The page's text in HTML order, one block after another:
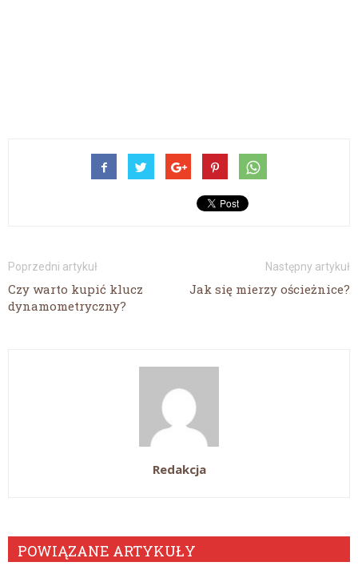
Poprzedni artykuł
Czy warto kupić klucz
dynamometryczny?
Następny artykuł
Jak się mierzy ościeżnice?
Redakcja
POWIĄZANE ARTYKUŁY